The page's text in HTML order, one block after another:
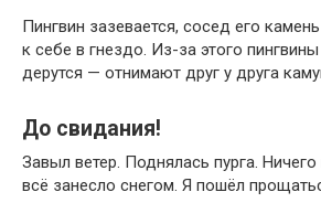
Пингвин зазевается, сосед его
к себе в гнездо. Из-за этого
дерутся — отнимают друг у друга
До свидания!
Завыл ветер. Поднялась пурга.
всё занесло снегом. Я пошёл